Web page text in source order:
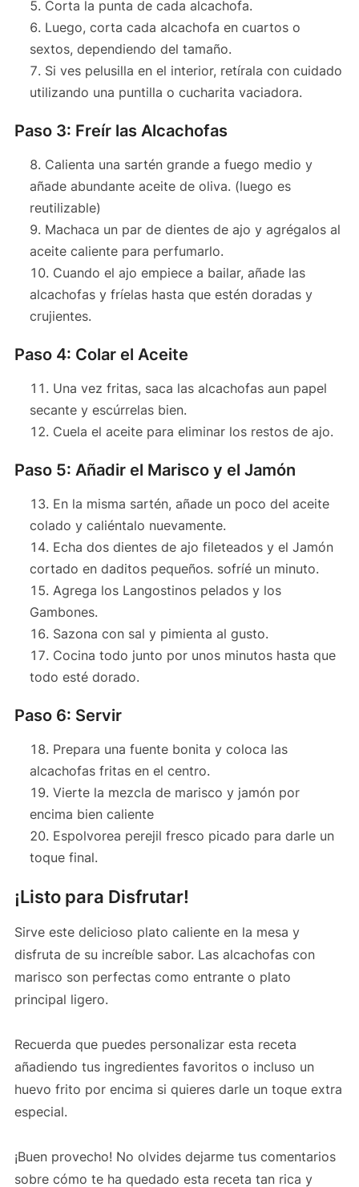
Corta la punta de cada alcachofa.
Luego, corta cada alcachofa en cuartos o
sextos, dependiendo del tamaño.
Si ves pelusilla en el interior, retírala con cuidado
utilizando una puntilla o cucharita vaciadora.
Paso 3: Freír las Alcachofas
Calienta una sartén grande a fuego medio y
añade abundante aceite de oliva. (luego es
reutilizable)
Machaca un par de dientes de ajo y agrégalos al
aceite caliente para perfumarlo.
Cuando el ajo empiece a bailar, añade las
alcachofas y fríelas hasta que estén doradas y
crujientes.
Paso 4: Colar el Aceite
Una vez fritas, saca las alcachofas aun papel
secante y escúrrelas bien.
Cuela el aceite para eliminar los restos de ajo.
Paso 5: Añadir el Marisco y el Jamón
En la misma sartén, añade un poco del aceite
colado y caliéntalo nuevamente.
Echa dos dientes de ajo fileteados y el Jamón
cortado en daditos pequeños. sofríé un minuto.
Agrega los Langostinos pelados y los
Gambones.
Sazona con sal y pimienta al gusto.
Cocina todo junto por unos minutos hasta que
todo esté dorado.
Paso 6: Servir
Prepara una fuente bonita y coloca las
alcachofas fritas en el centro.
Vierte la mezcla de marisco y jamón por
encima bien caliente
Espolvorea perejil fresco picado para darle un
toque final.
¡Listo para Disfrutar!
Sirve este delicioso plato caliente en la mesa y
disfruta de su increíble sabor. Las alcachofas con
marisco son perfectas como entrante o plato
principal ligero.
Recuerda que puedes personalizar esta receta
añadiendo tus ingredientes favoritos o incluso un
huevo frito por encima si quieres darle un toque extra
especial.
¡Buen provecho! No olvides dejarme tus comentarios
sobre cómo te ha quedado esta receta tan rica y